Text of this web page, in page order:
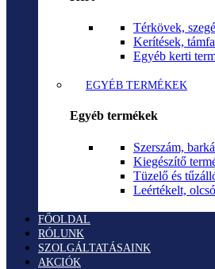
Térkövek,
Kerítések,
Egyéb kerti
EGYÉB TERMÉKEK
Egyéb termékek
Szerszám,
Kiegészítő
Tüzelő és
Leértékelt, olcsó
FŐOLDAL
RÓLUNK
SZOLGÁLTATÁSAINK
AKCIÓK